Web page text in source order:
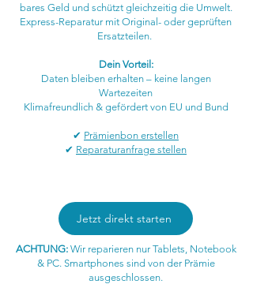
bares Geld und schützt gleichzeitig die Umwelt.
Express-Reparatur mit Original- oder geprüften
Ersatzteilen.
Dein Vorteil:
Daten bleiben erhalten – keine langen
Wartezeiten
Klimafreundlich & gefördert von EU und Bund
✔ Prämienbon erstellen
✔ Reparaturanfrage stellen
ACHTUNG:Wir reparieren nur Tablets, Notebook
& PC. Smartphones sind von der Prämie
ausgeschlossen.
Jetzt direkt starten